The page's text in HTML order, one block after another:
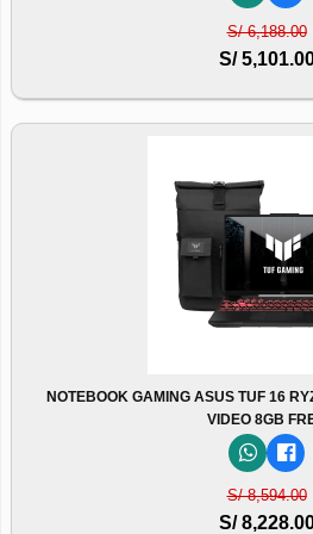
S/ 6,188.00
S/
NOTEBOOK GAMING ASUS TUF 16
VIDEO 8GB
S/ 8,594.00
S/